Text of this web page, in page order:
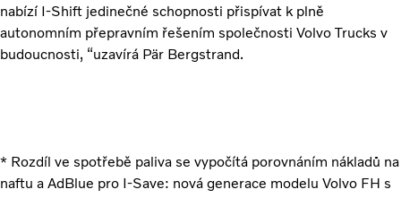
nabízí I-Shift jedinečné schopnosti přispívat k plně
autonomním přepravním řešením společnosti Volvo Trucks v
budoucnosti, “uzavírá Pär Bergstrand.
* Rozdíl ve spotřebě paliva se vypočítá porovnáním nákladů na
naftu a AdBlue pro I-Save: nová generace modelu Volvo FH s